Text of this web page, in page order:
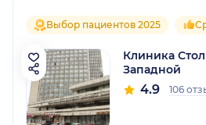
Выбор пациентов 2025
Клиника
Западной
4.9 106